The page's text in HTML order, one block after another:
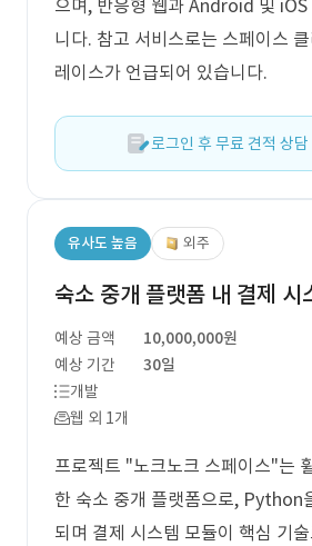
으며, 반응형 웹과 Android 및 iOS
니다. 참고 서비스로는 스페이스
레이스가 언급되어 있습니다.
로그인 후 무료 견적 상
유사도 높음 외주
숙소 중개 플랫폼 내 결제 시
예상 금액
10,000,000원
예상 기간
30일
개발
웹 외 1개
프로젝트 "노크노크 스페이스"는
한 숙소 중개 플랫폼으로, Python
되며 결제 시스템 모듈이 핵심 기